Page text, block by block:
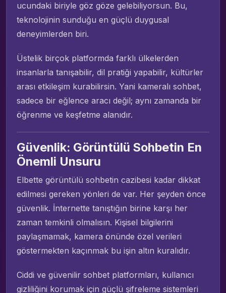
ucundaki biriyle göz göze gelebiliyorsun. Bu,
teknolojinin sunduğu en güçlü duygusal
deneyimlerden biri.
Üstelik birçok platformda farklı ülkelerden
insanlarla tanışabilir, dil pratiği yapabilir, kültürler
arası etkileşim kurabilirsin. Yani kameralı sohbet,
sadece bir eğlence aracı değil; aynı zamanda bir
öğrenme ve keşfetme alanıdır.
Güvenlik: Görüntülü Sohbetin En
Önemli Unsuru
Elbette görüntülü sohbetin cazibesi kadar dikkat
edilmesi gereken yönleri de var. Her şeyden önce
güvenlik. İnternette tanıştığın birine karşı her
zaman temkinli olmalısın. Kişisel bilgilerini
paylaşmamak, kamera önünde özel verileri
göstermekten kaçınmak bu işin altın kuralıdır.
Ciddi ve güvenilir sohbet platformları, kullanıcı
gizliliğini korumak için güçlü şifreleme sistemleri